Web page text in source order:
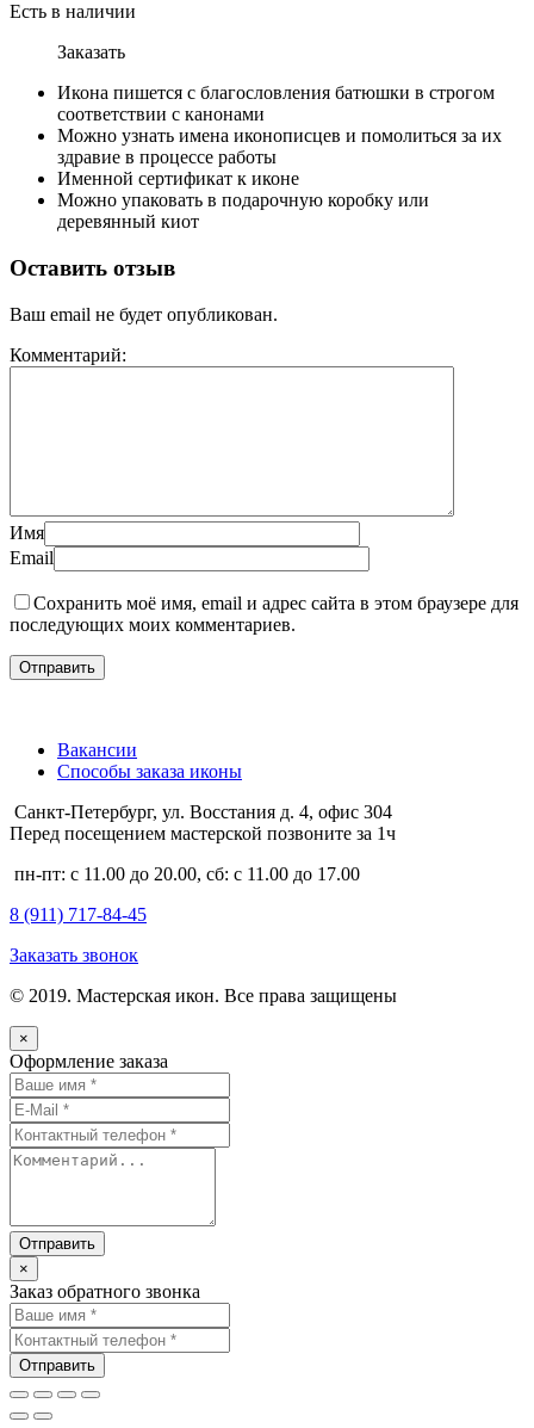
Есть в наличии
Заказать
Икона пишется с благословления батюшки в строгом
соответствии с канонами
Можно узнать имена иконописцев и помолиться за их
здравие в процессе работы
Именной сертификат к иконе
Можно упаковать в подарочную коробку или
деревянный киот
Оставить отзыв
Ваш email не будет опубликован.
Комментарий:
Имя
Email
Сохранить моё имя, email и адрес сайта в этом браузере для
последующих моих комментариев.
Вакансии
Способы заказа иконы
Санкт-Петербург, ул. Восстания д. 4, офис 304
Перед посещением мастерской позвоните за 1ч
пн-пт: с 11.00 до 20.00, сб: с 11.00 до 17.00
8 (911) 717-84-45
Заказать звонок
© 2019. Мастерская икон. Все права защищены
×
Оформление заказа
×
Заказ обратного звонка